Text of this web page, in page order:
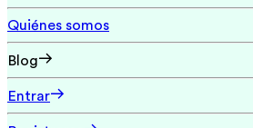
Quiénes somos
Blog
Entrar